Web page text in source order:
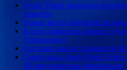
Луны Урана оказались
планеты
Новые места обитания
В сети появились новые
[Обновлено]
Состоялся анонс планшетов
Смарт-часы Apple Watch Series
SE представлены официально